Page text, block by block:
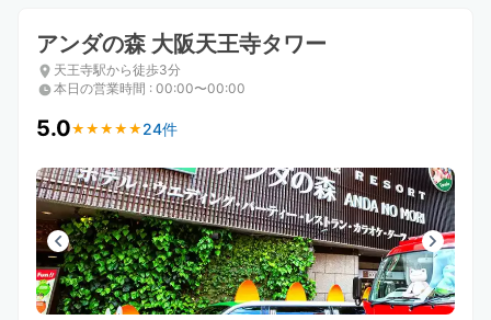
アンダの森 大阪天王寺タワー
天王寺駅から徒歩3分
本日の営業時間 : 00:00〜00:00
5.0★ ★ ★ ★ ★
★ ★ ★ ★ ★ 24件